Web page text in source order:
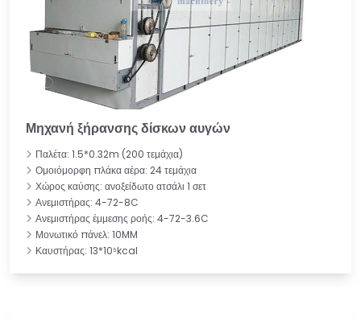
Μηχανή ξήρανσης δίσκων αυγών
Παλέτα: 1.5*0.32m (200 τεμάχια)
Ομοιόμορφη πλάκα αέρα: 24 τεμάχια
Χώρος καύσης: ανοξείδωτο ατσάλι 1 σετ
Ανεμιστήρας: 4-72-8C
Ανεμιστήρας έμμεσης ροής: 4-72-3.6C
Μονωτικό πάνελ: 10MM
Καυστήρας: 13*10⁵kcal